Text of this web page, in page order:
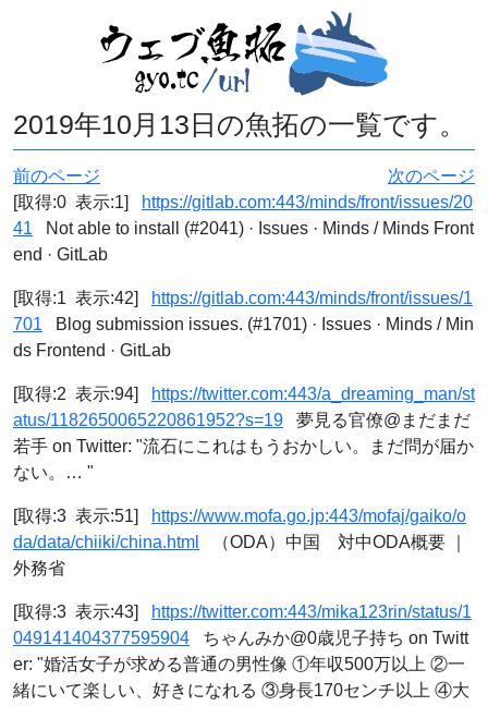
2019年10月13日の魚拓の一覧です。
前のページ
次のページ
[取得:0 表示:1]
https://gitlab.com:443/minds/front/issues/20
41 Not able to install (#2041) · Issues · Minds / Minds Front
end · GitLab
[取得:1 表示:42]
https://gitlab.com:443/minds/front/issues/1
701 Blog submission issues. (#1701) · Issues · Minds / Min
ds Frontend · GitLab
[取得:2 表示:94]
https://twitter.com:443/a_dreaming_man/st
atus/1182650065220861952?s=19 夢見る官僚@まだまだ
若手 on Twitter: "流石にこれはもうおかしい。まだ問が届か
ない。… "
[取得:3 表示:51]
https://www.mofa.go.jp:443/mofaj/gaiko/o
da/data/chiiki/china.html
（ODA）中国 対中ODA概要 ｜
外務省
[取得:3 表示:43]
https://twitter.com:443/mika123rin/status/1
049141404377595904 ちゃんみか@0歳児子持ち on Twitt
er: "婚活女子が求める普通の男性像 ①年収500万以上 ②一
緒にいて楽しい、好きになれる ③身長170センチ以上 ④大